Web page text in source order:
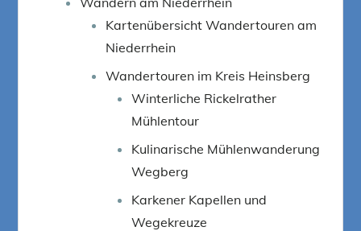
Kartenübersicht Wandertouren am
Niederrhein
Wandertouren im Kreis Heinsberg
Winterliche Rickelrather
Mühlentour
Kulinarische Mühlenwanderung
Wegberg
Karkener Kapellen und
Wegekreuze